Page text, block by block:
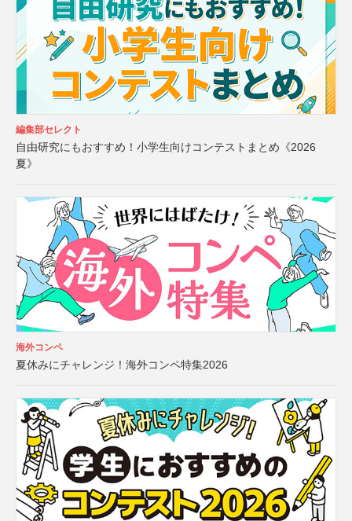
編集部セレクト
自由研究にもおすすめ！小学生向けコンテストまとめ《2026
夏》
海外コンペ
夏休みにチャレンジ！海外コンペ特集2026